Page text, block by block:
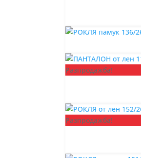
Разпродажба!
Разпродажба!